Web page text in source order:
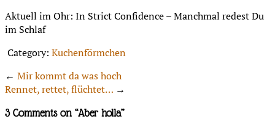
Aktuell im Ohr: In Strict Confidence – Manchmal redest Du
im Schlaf
Category: Kuchenförmchen
← Mir kommt da was hoch
Rennet, rettet, flüchtet… →
3 Comments on “Aber holla”